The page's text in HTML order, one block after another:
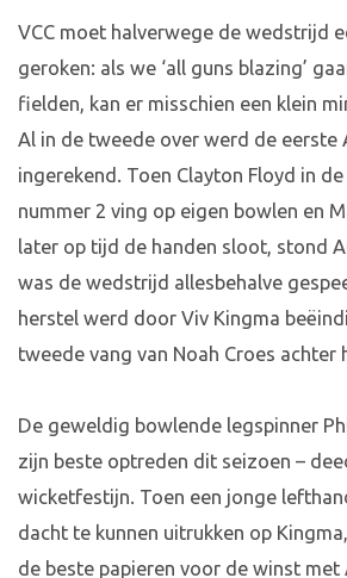
VCC moet halverwege de wedstrijd
geroken: als we ‘all guns blazing’
fielden, kan er misschien een klein
Al in de tweede over werd de eerste
ingerekend. Toen Clayton Floyd in
nummer 2 ving op eigen bowlen en
later op tijd de handen sloot, stond
was de wedstrijd allesbehalve
herstel werd door Viv Kingma
tweede vang van Noah Croes achter
De geweldig bowlende legspinner
zijn beste optreden dit seizoen –
wicketfestijn. Toen een jonge
dacht te kunnen uitrukken op
de beste papieren voor de winst met